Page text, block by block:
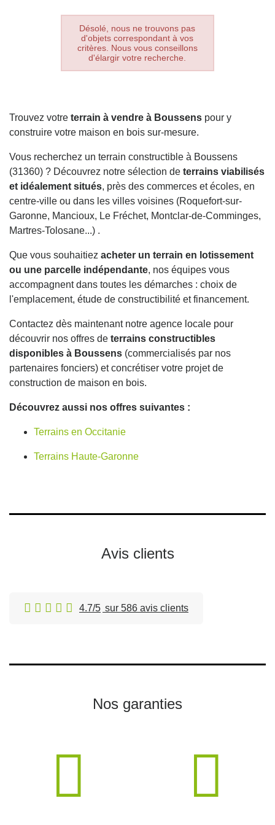
Désolé, nous ne trouvons pas
d'objets correspondant à vos
critères. Nous vous conseillons
d'élargir votre recherche.
Trouvez votre terrain à vendre à Boussens pour y
construire votre maison en bois sur-mesure.
Vous recherchez un terrain constructible à Boussens
(31360) ? Découvrez notre sélection de terrains viabilisés
et idéalement situés, près des commerces et écoles, en
centre-ville ou dans les villes voisines (Roquefort-sur-
Garonne, Mancioux, Le Fréchet, Montclar-de-Comminges,
Martres-Tolosane...) .
Que vous souhaitiez acheter un terrain en lotissement
ou une parcelle indépendante, nos équipes vous
accompagnent dans toutes les démarches : choix de
l'emplacement, étude de constructibilité et financement.
Contactez dès maintenant notre agence locale pour
découvrir nos offres de terrains constructibles
disponibles à Boussens (commercialisés par nos
partenaires fonciers) et concrétiser votre projet de
construction de maison en bois.
Découvrez aussi nos offres suivantes :
Terrains en Occitanie
Terrains Haute-Garonne
Avis clients
4.7/5 sur 586 avis clients
Nos garanties